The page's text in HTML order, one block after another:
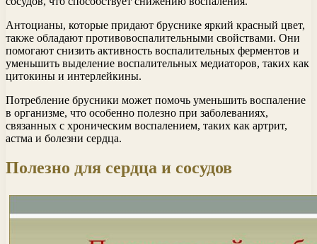
Антоцианы, которые придают бруснике яркий красный цвет,
также обладают противовоспалительными свойствами. Они
помогают снизить активность воспалительных ферментов и
уменьшить выделение воспалительных медиаторов, таких как
цитокины и интерлейкины.
Потребление брусники может помочь уменьшить воспаление
в организме, что особенно полезно при заболеваниях,
связанных с хроническим воспалением, таких как артрит,
астма и болезни сердца.
Полезно для сердца и сосудов